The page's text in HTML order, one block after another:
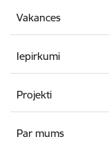
Vakances
Iepirkumi
Projekti
Par mums